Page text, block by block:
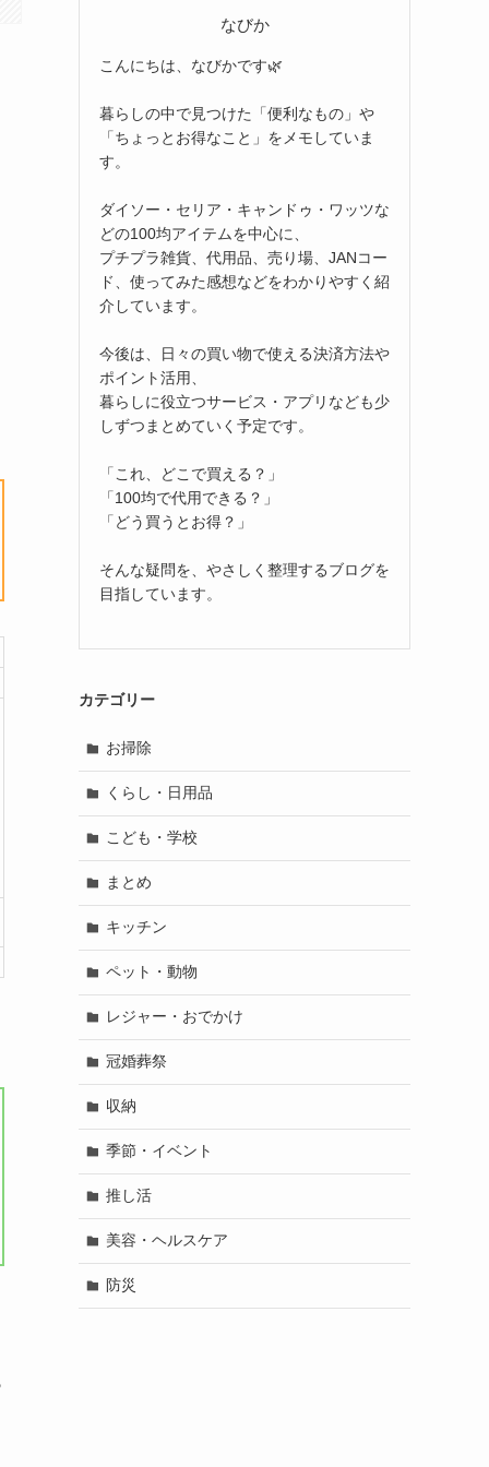
なびか
こんにちは、なびかです🌿
暮らしの中で見つけた「便利なもの」や
「ちょっとお得なこと」をメモしていま
す。
ダイソー・セリア・キャンドゥ・ワッツな
どの100均アイテムを中心に、
プチプラ雑貨、代用品、売り場、JANコー
ド、使ってみた感想などをわかりやすく紹
介しています。
今後は、日々の買い物で使える決済方法や
ポイント活用、
暮らしに役立つサービス・アプリなども少
しずつまとめていく予定です。
「これ、どこで買える？」
「100均で代用できる？」
「どう買うとお得？」
そんな疑問を、やさしく整理するブログを
目指しています。
カテゴリー
お掃除
くらし・日用品
こども・学校
まとめ
キッチン
ペット・動物
レジャー・おでかけ
冠婚葬祭
収納
季節・イベント
推し活
美容・ヘルスケア
防災